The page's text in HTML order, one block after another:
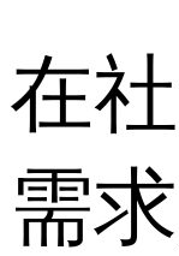
在
需